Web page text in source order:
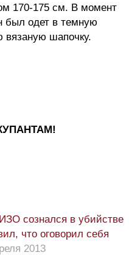
170-175 см. В момент
был одет в темную
вязаную шапочку.
сознался в убийстве
что оговорил себя
2013